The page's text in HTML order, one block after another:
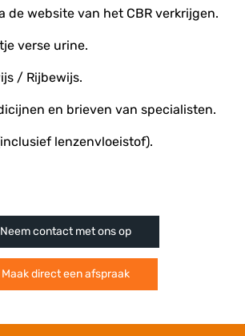
de website van het CBR verkrijgen.
verse urine.
/ Rijbewijs.
en brieven van specialisten.
lenzenvloeistof).
Maak direct een afspraak
Neem contact met ons op